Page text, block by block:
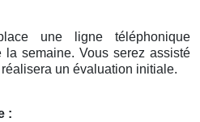
une ligne téléphonique
la semaine. Vous serez assisté
un évaluation initiale.
: